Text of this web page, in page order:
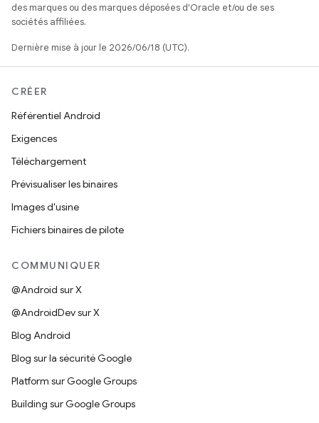
des marques ou des marques déposées d'Oracle et/ou de ses
sociétés affiliées.
Dernière mise à jour le 2026/06/18 (UTC).
CRÉER
Référentiel Android
Exigences
Téléchargement
Prévisualiser les binaires
Images d'usine
Fichiers binaires de pilote
COMMUNIQUER
@Android sur X
@AndroidDev sur X
Blog Android
Blog sur la sécurité Google
Platform sur Google Groups
Building sur Google Groups